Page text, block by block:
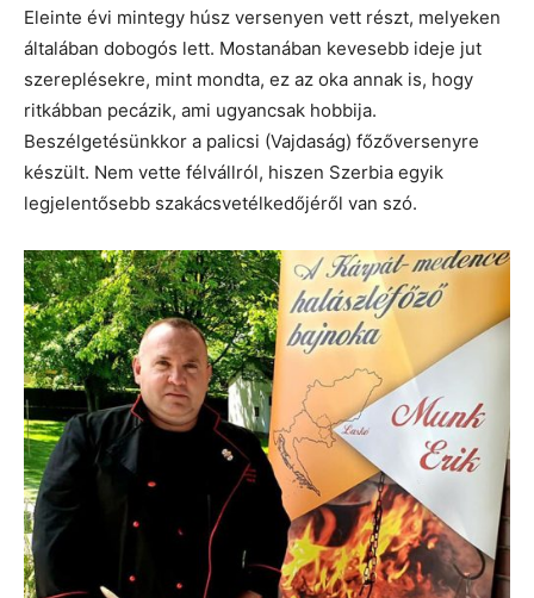
Eleinte évi mintegy húsz versenyen vett részt, melyeken
általában dobogós lett. Mostanában kevesebb ideje jut
szereplésekre, mint mondta, ez az oka annak is, hogy
ritkábban pecázik, ami ugyancsak hobbija.
Beszélgetésünkkor a palicsi (Vajdaság) főzőversenyre
készült. Nem vette félvállról, hiszen Szerbia egyik
legjelentősebb szakácsvetélkedőjéről van szó.